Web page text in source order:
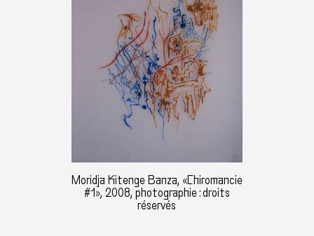
Moridja Kitenge Banza, «Chiromancie
#1», 2008, photographie : droits
réservés